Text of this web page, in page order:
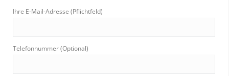
Ihre E-Mail-Adresse (Pflichtfeld)
Telefonnummer (Optional)